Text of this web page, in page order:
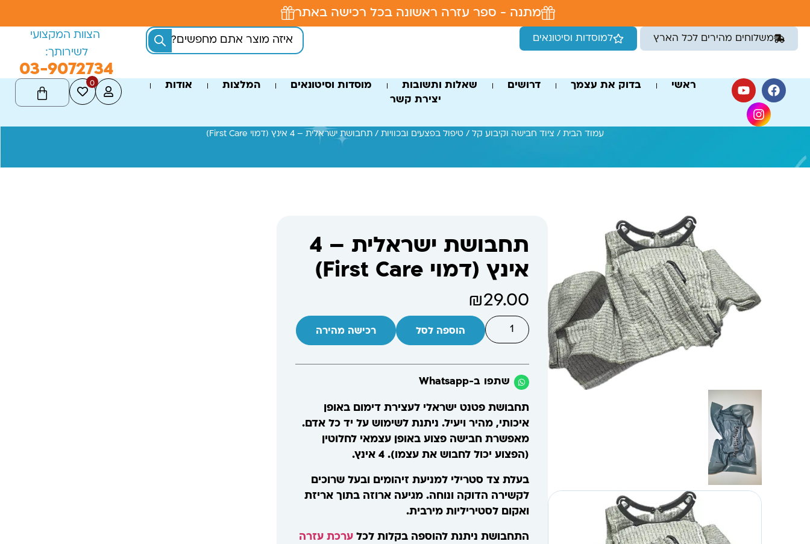
מתנה - ספר עזרה ראשונה בכל רכישה באתר
משלוחים מהירים לכל הארץ למוסדות וסיטונאים
הצוות המקצועי
לשירותך:
03-9072734
ראשי בדוק את עצמך דרושים שאלות ותשובות מוסדות וסיטונאים המלצות
אודות
יצירת קשר
0
עמוד הבית / ציוד חבישה וקיבוע קל / טיפול בפצעים ובכוויות / תחבושת ישראלית – 4 אינץ (דמוי First Care)
תחבושת ישראלית – 4
אינץ (דמוי First Care)
₪29.00
הוספה לסל רכישה מהירה
שתפו ב-Whatsapp
תחבושת פטנט ישראלי לעצירת דימום באופן
איכותי, מהיר ויעיל. ניתנת לשימוש על יד כל אדם.
מאפשרת חבישה פצוע באופן עצמאי לחלוטין
(הפצוע יכול לחבוש את עצמו). 4 אינץ.
בעלת צד סטרילי למניעת זיהומים ובעל שרוכים
לקשירה הדוקה ונוחה. מגיעה ארוזה בתוך אריזת
ואקום לסטיריליות מירבית.
התחבושת ניתנת להוספה בקלות לכל ערכת עזרה